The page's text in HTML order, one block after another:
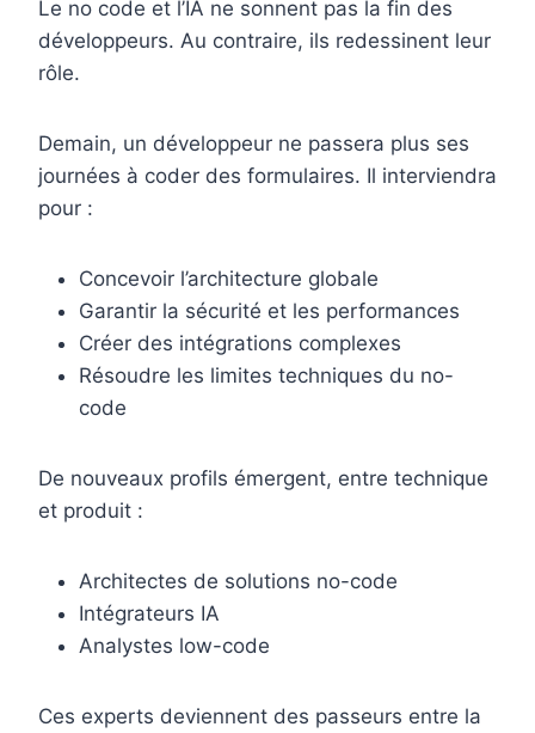
Le no code et l’IA ne sonnent pas la fin des
développeurs. Au contraire, ils redessinent leur
rôle.
Demain, un développeur ne passera plus ses
journées à coder des formulaires. Il interviendra
pour :
Concevoir l’architecture globale
Garantir la sécurité et les performances
Créer des intégrations complexes
Résoudre les limites techniques du no-
code
De nouveaux profils émergent, entre technique
et produit :
Architectes de solutions no-code
Intégrateurs IA
Analystes low-code
Ces experts deviennent des passeurs entre la